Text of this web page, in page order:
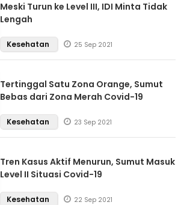
Meski Turun ke Level III, IDI Minta Tidak
Lengah
Kesehatan 25 Sep 2021
Tertinggal Satu Zona Orange, Sumut
Bebas dari Zona Merah Covid-19
Kesehatan 23 Sep 2021
Tren Kasus Aktif Menurun, Sumut Masuk
Level II Situasi Covid-19
Kesehatan 22 Sep 2021